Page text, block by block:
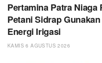
Pertamina Patra
Petani Sidrap
Energi Irigasi
KAMIS 6 AGUSTUS 2026